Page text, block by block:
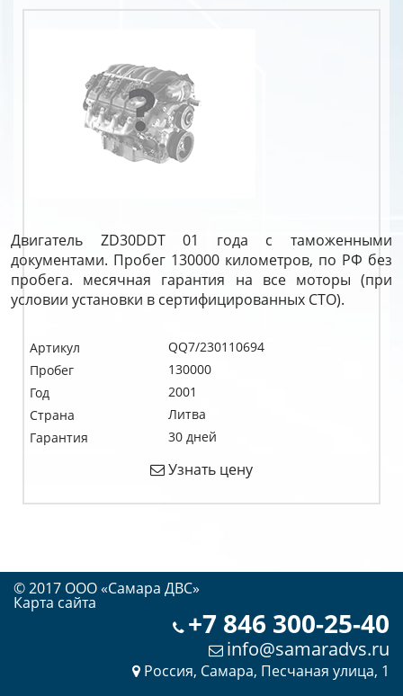
Двигатель ZD30DDT 01 года с таможенными
документами. Пробег 130000 километров, по РФ без
пробега. месячная гарантия на все моторы (при
условии установки в сертифицированных СТО).
Артикул
QQ7/230110694
Пробег
130000
Год
2001
Страна
Литва
Гарантия
30 дней
Узнать цену
© 2017 OOO «Самара ДВС»
Карта сайта
+7 846 300-25-40
info@samaradvs.ru
Россия, Самара, Песчаная улица, 1